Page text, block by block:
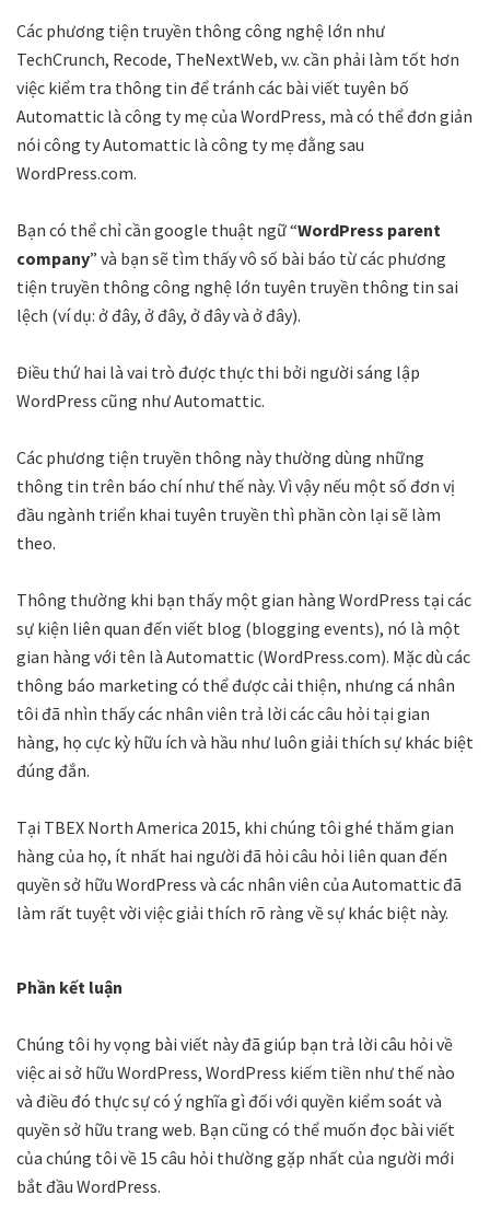
Các phương tiện truyền thông công nghệ lớn như
TechCrunch, Recode, TheNextWeb, v.v. cần phải làm tốt hơn
việc kiểm tra thông tin để tránh các bài viết tuyên bố
Automattic là công ty mẹ của WordPress, mà có thể đơn giản
nói công ty Automattic là công ty mẹ đằng sau
WordPress.com.
Bạn có thể chỉ cần google thuật ngữ “WordPress parent
company” và bạn sẽ tìm thấy vô số bài báo từ các phương
tiện truyền thông công nghệ lớn tuyên truyền thông tin sai
lệch (ví dụ: ở đây, ở đây, ở đây và ở đây).
Điều thứ hai là vai trò được thực thi bởi người sáng lập
WordPress cũng như Automattic.
Các phương tiện truyền thông này thường dùng những
thông tin trên báo chí như thế này. Vì vậy nếu một số đơn vị
đầu ngành triển khai tuyên truyền thì phần còn lại sẽ làm
theo.
Thông thường khi bạn thấy một gian hàng WordPress tại các
sự kiện liên quan đến viết blog (blogging events), nó là một
gian hàng với tên là Automattic (WordPress.com). Mặc dù các
thông báo marketing có thể được cải thiện, nhưng cá nhân
tôi đã nhìn thấy các nhân viên trả lời các câu hỏi tại gian
hàng, họ cực kỳ hữu ích và hầu như luôn giải thích sự khác biệt
đúng đắn.
Tại TBEX North America 2015, khi chúng tôi ghé thăm gian
hàng của họ, ít nhất hai người đã hỏi câu hỏi liên quan đến
quyền sở hữu WordPress và các nhân viên của Automattic đã
làm rất tuyệt vời việc giải thích rõ ràng về sự khác biệt này.
Phần kết luận
Chúng tôi hy vọng bài viết này đã giúp bạn trả lời câu hỏi về
việc ai sở hữu WordPress, WordPress kiếm tiền như thế nào
và điều đó thực sự có ý nghĩa gì đối với quyền kiểm soát và
quyền sở hữu trang web. Bạn cũng có thể muốn đọc bài viết
của chúng tôi về 15 câu hỏi thường gặp nhất của người mới
bắt đầu WordPress.